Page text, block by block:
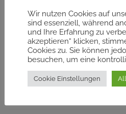
Wir nutzen Cookies auf
sind essenziell, während
und Ihre Erfahrung zu
akzeptieren“ klicken,
Cookies zu. Sie können
besuchen, um eine
Cookie Einstellungen